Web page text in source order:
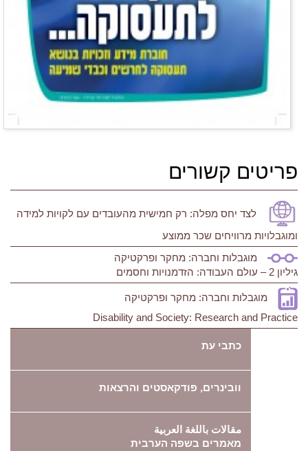
פריטים קשורים
לצד יחס מפלה: רק חמישית מהעובדים עם לקויות למידה
ומוגבלויות מרוויחים שכר ממוצע
מוגבלות וחברה: מחקר ופרקטיקה
גיליון 2 – עולם העבודה: הזדמנויות וחסמים
מוגבלות וחברה: מחקר ופרקטיקה
Disability and Society: Research and Practice
כתבי עת
וובינרים, פודקאסטים והרצאות
مقالات باللغة العربية
מאמרים בשפה הערבית